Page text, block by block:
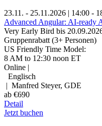
23.11. - 25.11.2026 | 14:00 -
Advanced Angular: AI-ready
Very Early Bird bis
Gruppenrabatt (3+ Personen)
US Friendly Time Model:
8 AM to 12:30 noon ET
Online |
Englisch
| Manfred Steyer, GDE
ab €690
Detail
Jetzt buchen